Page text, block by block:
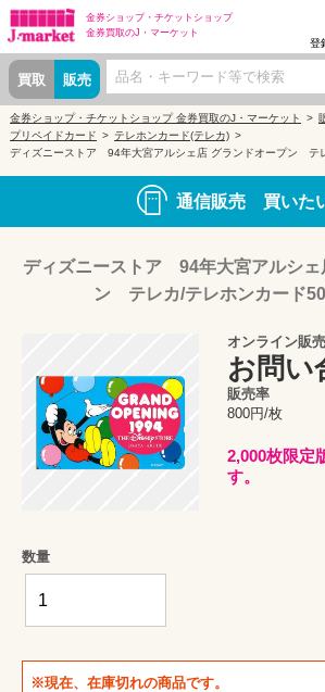
金券ショップ・ チケットショップ
金券買取のJ・マーケット
買取 販売
登
金券ショップ・チケットショップ 金券買取のJ・マーケット
プリペイドカード
テレホンカード(テレカ)
ディズニーストア 94年大宮アルシェ店 グランドオープン テ
通信販売 買いた
ディズニーストア 94年大宮アルシェ
ン テレカ/テレホンカード
オンライン販
お問い
販売率
800円/枚
2,000枚限定
す。
数量
※現在、在庫切れの商品です。